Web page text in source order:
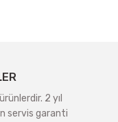
2 yıl
servis garanti